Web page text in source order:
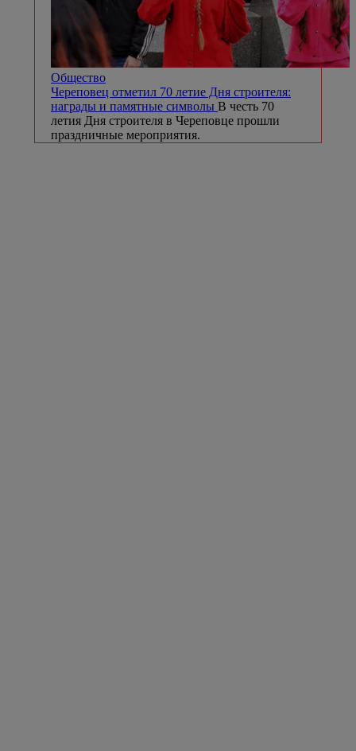
Общество
Череповец отметил 70 летие Дня строителя:
награды и памятные символы В честь 70
летия Дня строителя в Череповце прошли
праздничные мероприятия.